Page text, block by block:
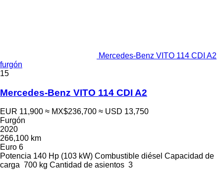
Mercedes-Benz VITO 114 CDI A2
furgón
15
Mercedes-Benz VITO 114 CDI A2
EUR 11,900 ≈ MX$236,700 ≈ USD 13,750
Furgón
2020
266,100 km
Euro 6
Potencia 140 Hp (103 kW) Combustible diésel Capacidad de
carga 700 kg Cantidad de asientos 3